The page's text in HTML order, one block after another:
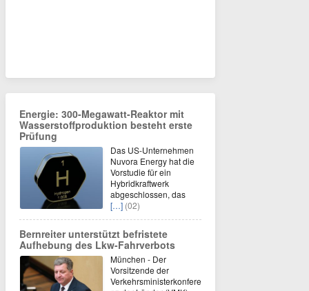
Energie: 300-Megawatt-Reaktor mit
Wasserstoffproduktion besteht erste
Prüfung
Das US-Unternehmen
Nuvora Energy hat die
Vorstudie für ein
Hybridkraftwerk
abgeschlossen, das
[…] (02)
Bernreiter unterstützt befristete
Aufhebung des Lkw-Fahrverbots
München - Der
Vorsitzende der
Verkehrsministerkonfere